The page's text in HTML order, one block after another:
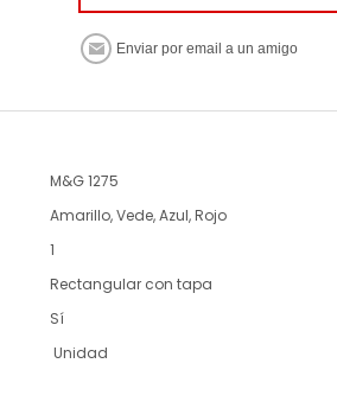
M&G1275
Amarillo, Vede, Azul, Rojo
1
Rectangular con tapa
Sí
Unidad